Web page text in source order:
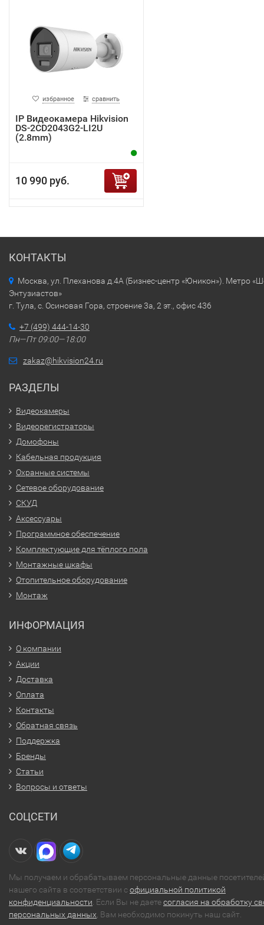
избранное сравнить
IP Видеокамера Hikvision
DS-2CD2043G2-LI2U
(2.8mm)
10 990 руб.
КОНТАКТЫ
Москва, ул. Плеханова д.4А (Бизнес-центр «Юникон»). Метро
Энтузиастов»
г. Тула, с. Осиновая Гора, строение 3а, 2 эт., офис 436
+7 (499) 444-14-30
Пн—Пт 09:00—18:00
zakaz@hikvision24.ru
РАЗДЕЛЫ
Видеокамеры
Видеорегистраторы
Домофоны
Кабельная продукция
Охранные системы
Сетевое оборудование
СКУД
Аксессуары
Программное обеспечение
Комплектующие для тёплого пола
Монтажные шкафы
Отопительное оборудование
Монтаж
ИНФОРМАЦИЯ
О компании
Акции
Доставка
Оплата
Контакты
Обратная связь
Поддержка
Бренды
Статьи
Вопросы и ответы
СОЦСЕТИ
Мы получаем и обрабатываем персональные данные
нашего сайта в соответствии софициальной политикой
конфиденциальности . Если Вы не даетесогласия на обработку
персональных данных , Вам необходимо покинуть наш сайт.